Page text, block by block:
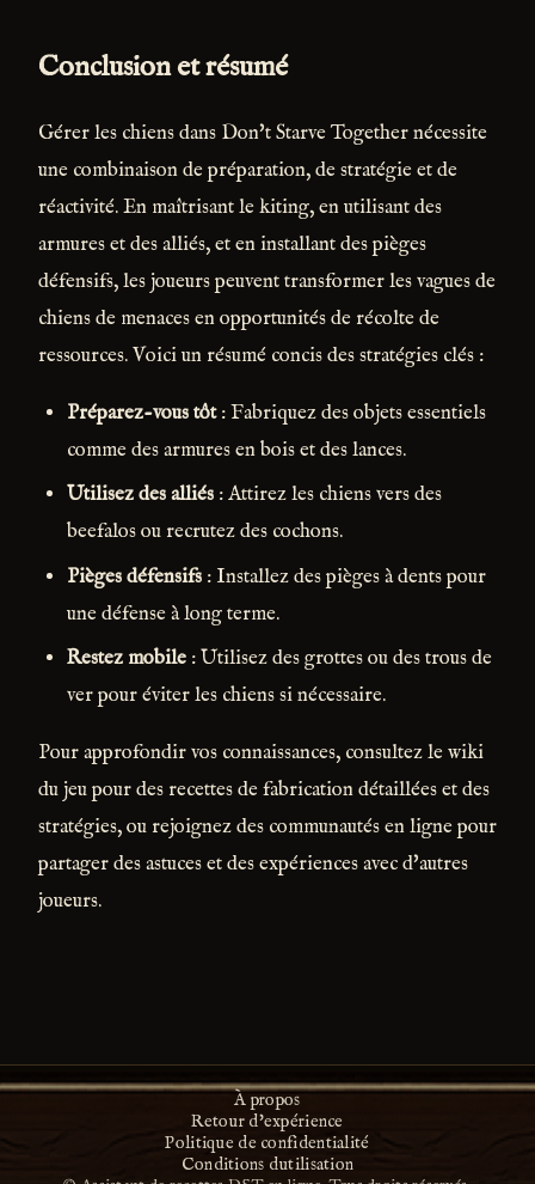
Conclusion et résumé
Gérer les chiens dans Don't Starve Together nécessite
une combinaison de préparation, de stratégie et de
réactivité. En maîtrisant le kiting, en utilisant des
armures et des alliés, et en installant des pièges
défensifs, les joueurs peuvent transformer les vagues de
chiens de menaces en opportunités de récolte de
ressources. Voici un résumé concis des stratégies clés :
Préparez-vous tôt: Fabriquez des objets essentiels
comme des armures en bois et des lances.
Utilisez des alliés : Attirez les chiens vers des
beefalos ou recrutez des cochons.
Pièges défensifs : Installez des pièges à dents pour
une défense à long terme.
Restez mobile : Utilisez des grottes ou des trous de
ver pour éviter les chiens si nécessaire.
Pour approfondir vos connaissances, consultez le wiki
du jeu pour des recettes de fabrication détaillées et des
stratégies, ou rejoignez des communautés en ligne pour
partager des astuces et des expériences avec d'autres
joueurs.
À propos
Retour d'expérience
Politique de confidentialité
Conditions dutilisation